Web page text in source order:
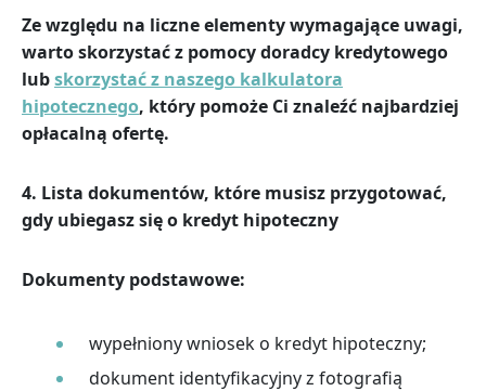
Ze względu na liczne elementy wymagające uwagi,
warto skorzystać z pomocy doradcy kredytowego
lubskorzystać z naszego kalkulatora
hipotecznego, który pomoże Ci znaleźć najbardziej
opłacalną ofertę.
4. Lista dokumentów, które musisz przygotować,
gdy ubiegasz się o kredyt hipoteczny
Dokumenty podstawowe:
wypełniony wniosek o kredyt hipoteczny;
dokument identyfikacyjny z fotografią